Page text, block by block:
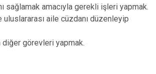
sağlamak amacıyla gerekli işleri yapmak.
uluslararası aile cüzdanı düzenleyip
diğer görevleri yapmak.